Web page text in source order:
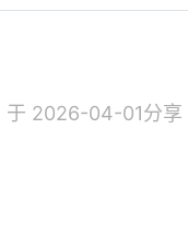
于 2026-04-01分享